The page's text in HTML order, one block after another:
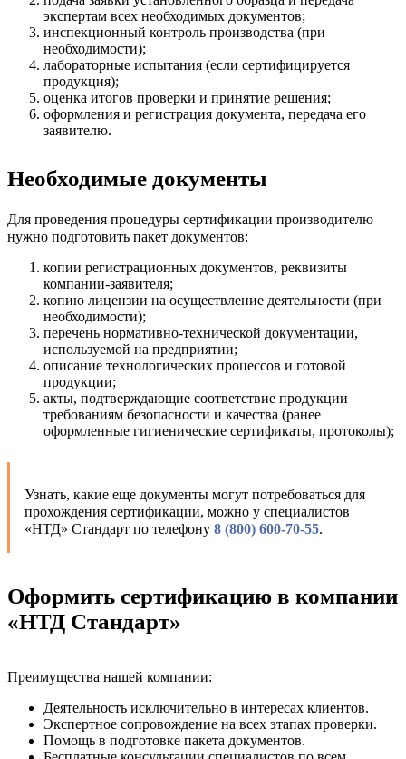
экспертам всех необходимых документов;
инспекционный контроль производства (при
необходимости);
лабораторные испытания (если сертифицируется
продукция);
оценка итогов проверки и принятие решения;
оформления и регистрация документа, передача его
заявителю.
Необходимые документы
Для проведения процедуры сертификации производителю
нужно подготовить пакет документов:
копии регистрационных документов, реквизиты
компании-заявителя;
копию лицензии на осуществление деятельности (при
необходимости);
перечень нормативно-технической документации,
используемой на предприятии;
описание технологических процессов и готовой
продукции;
акты, подтверждающие соответствие продукции
требованиям безопасности и качества (ранее
оформленные гигиенические сертификаты, протоколы);
Узнать, какие еще документы могут потребоваться для
прохождения сертификации, можно у специалистов
«НТД» Стандарт по телефону 8 (800) 600-70-55.
Оформить сертификацию в компании
«НТД Стандарт»
Преимущества нашей компании:
Деятельность исключительно в интересах клиентов.
Экспертное сопровождение на всех этапах проверки.
Помощь в подготовке пакета документов.